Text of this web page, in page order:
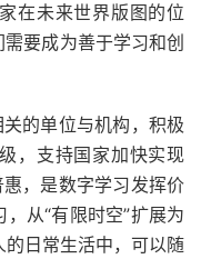
在未来世界版图的位
要成为善于学习和创
的单位与机构，积极
，支持国家加快实现
，是数字学习发挥价
从“有限时空”扩展为
的日常生活中，可以随